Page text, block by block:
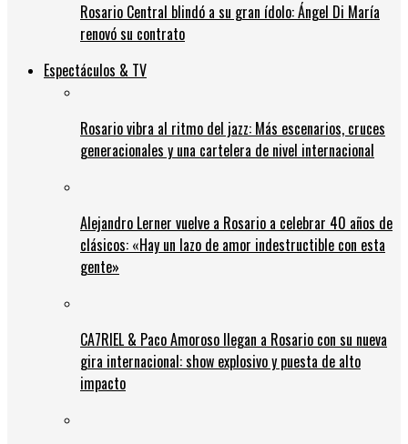
Rosario Central blindó a su gran ídolo: Ángel Di María
renovó su contrato
Espectáculos & TV
Rosario vibra al ritmo del jazz: Más escenarios, cruces
generacionales y una cartelera de nivel internacional
Alejandro Lerner vuelve a Rosario a celebrar 40 años de
clásicos: «Hay un lazo de amor indestructible con esta
gente»
CA7RIEL & Paco Amoroso llegan a Rosario con su nueva
gira internacional: show explosivo y puesta de alto
impacto